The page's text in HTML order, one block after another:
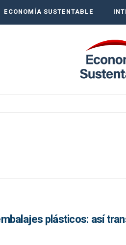
ECONOMÍA SUSTENTABLE
plásticos: así